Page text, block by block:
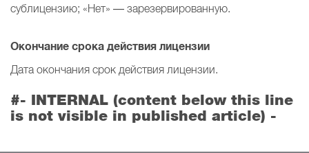
сублицензию; «Нет» — зарезервированную.
Окончание срока действия лицензии
Дата окончания срок действия лицензии.
#- INTERNAL (content below this line
is not visible in published article) -